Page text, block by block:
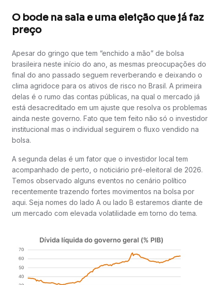
O bode na sala e uma eleição que já faz
preço
Apesar do gringo que tem “enchido a mão” de bolsa
brasileira neste início do ano, as mesmas preocupações do
final do ano passado seguem reverberando e deixando o
clima agridoce para os ativos de risco no Brasil. A primeira
delas é o rumo das contas públicas, na qual o mercado já
está desacreditado em um ajuste que resolva os problemas
ainda neste governo. Fato que tem feito não só o investidor
institucional mas o individual seguirem o fluxo vendido na
bolsa.
A segunda delas é um fator que o investidor local tem
acompanhado de perto, o noticiário pré-eleitoral de 2026.
Temos observado alguns eventos no cenário político
recentemente trazendo fortes movimentos na bolsa por
aqui. Seja nomes do lado A ou lado B estaremos diante de
um mercado com elevada volatilidade em torno do tema.